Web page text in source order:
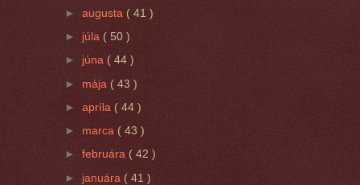
►augusta ( 41 )
► júla( 50 )
► júna ( 44 )
► mája ( 43 )
►apríla ( 44 )
► marca ( 43 )
►februára ( 42 )
► januára( 41 )